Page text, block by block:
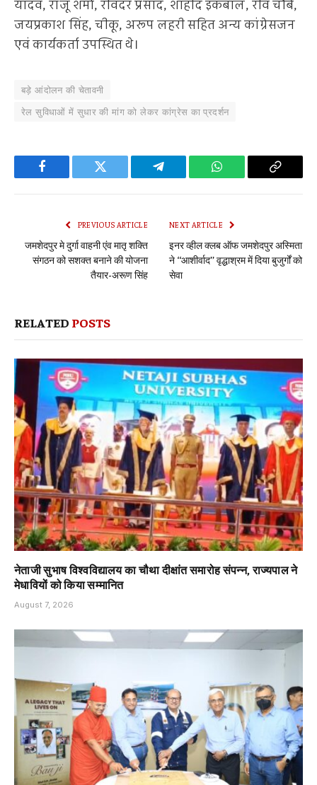
यादव, राजू शर्मा, रविंदर प्रसाद, शाहीद इकबाल, रवि चौबे,
जयप्रकाश सिंह, चीकू, अरूप लहरी सहित अन्य कांग्रेसजन
एवं कार्यकर्ता उपस्थित थे।
बड़े आंदोलन की चेतावनी
रेल सुविधाओं में सुधार की मांग को लेकर कांग्रेस का प्रदर्शन
Facebook Twitter Telegram WhatsApp Copy
PREVIOUS ARTICLE
जमशेदपुर मे दुर्गा वाहनी एंव मातृ शक्ति
संगठन को सशक्त बनाने की योजना
तैयार-अरूण सिंह
NEXT ARTICLE
इनर व्हील क्लब ऑफ जमशेदपुर अस्मिता
ने ‘‘आशीर्वाद’’ वृद्धाश्रम में दिया बुजुर्गों को
सेवा
RELATED POSTS
नेताजी सुभाष विश्वविद्यालय का चौथा दीक्षांत समारोह संपन्न, राज्यपाल ने
मेधावियों को किया सम्मानित
August 7, 2026